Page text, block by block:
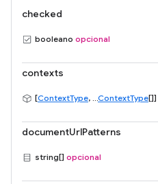
checked
booleano opcional
contexts
[ContextType, ...ContextType[]]
documentUrlPatterns
string[] opcional